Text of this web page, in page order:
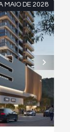
MAIO DE 2028